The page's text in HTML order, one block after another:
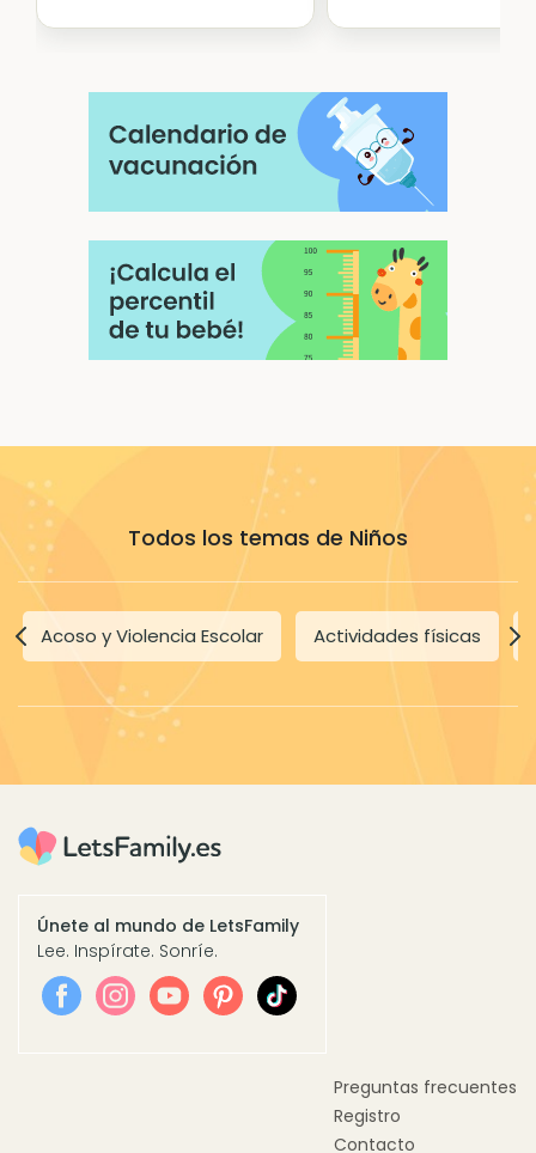
Todos los temas de Niños
Acoso y Violencia Escolar Actividades físicas
Únete al mundo de LetsFamily
Lee. Inspírate. Sonríe.
Preguntas frecuentes
Registro
Contacto